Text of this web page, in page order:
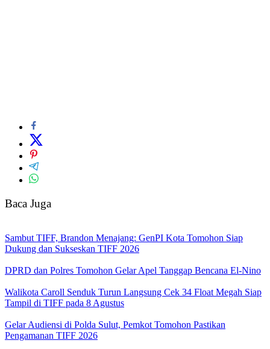
Baca Juga
Sambut TIFF, Brandon Menajang: ​GenPI Kota Tomohon Siap
Dukung dan Sukseskan TIFF 2026
DPRD dan Polres Tomohon Gelar Apel Tanggap Bencana El-Nino
Walikota Caroll Senduk Turun Langsung Cek 34 Float Megah Siap
Tampil di TIFF pada 8 Agustus
Gelar Audiensi di Polda Sulut, Pemkot Tomohon Pastikan
Pengamanan TIFF 2026